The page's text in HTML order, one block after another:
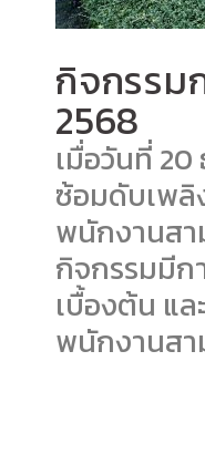
กิจกรรม
2568
เมื่อวันที่
ซ้อมดับเพลิ
พนักงานสา
กิจกรรมมีก
เบื้องต้น แ
พนักงานสา